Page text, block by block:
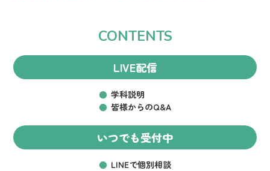
CONTENTS
LIVE配信
学科説明
皆様からのQ&A
いつでも受付中
LINEで個別相談